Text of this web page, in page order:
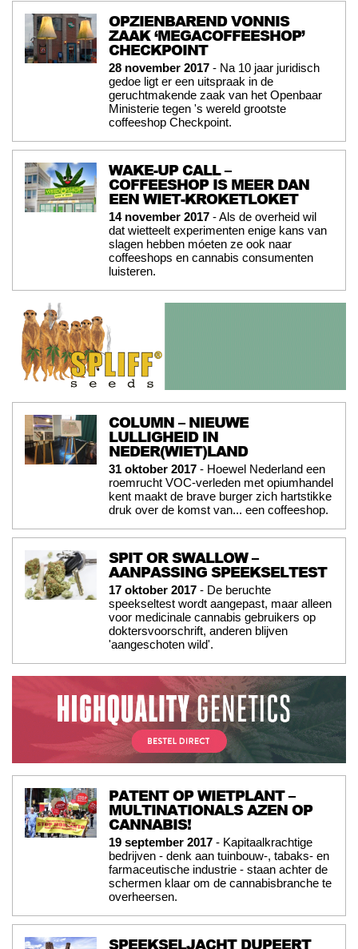
OPZIENBAREND VONNIS
ZAAK ‘MEGACOFFEESHOP’
CHECKPOINT
28 november 2017 - Na 10 jaar juridisch
gedoe ligt er een uitspraak in de
geruchtmakende zaak van het Openbaar
Ministerie tegen 's wereld grootste
coffeeshop Checkpoint.
WAKE-UP CALL –
COFFEESHOP IS MEER DAN
EEN WIET-KROKETLOKET
14 november 2017 - Als de overheid wil
dat wietteelt experimenten enige kans van
slagen hebben móeten ze ook naar
coffeeshops en cannabis consumenten
luisteren.
COLUMN – NIEUWE
LULLIGHEID IN
NEDER(WIET)LAND
31 oktober 2017 - Hoewel Nederland een
roemrucht VOC-verleden met opiumhandel
kent maakt de brave burger zich hartstikke
druk over de komst van... een coffeeshop.
SPIT OR SWALLOW –
AANPASSING SPEEKSELTEST
17 oktober 2017 - De beruchte
speekseltest wordt aangepast, maar alleen
voor medicinale cannabis gebruikers op
doktersvoorschrift, anderen blijven
'aangeschoten wild'.
PATENT OP WIETPLANT –
MULTINATIONALS AZEN OP
CANNABIS!
19 september 2017 - Kapitaalkrachtige
bedrijven - denk aan tuinbouw-, tabaks- en
farmaceutische industrie - staan achter de
schermen klaar om de cannabisbranche te
overheersen.
SPEEKSELJACHT DUPEERT